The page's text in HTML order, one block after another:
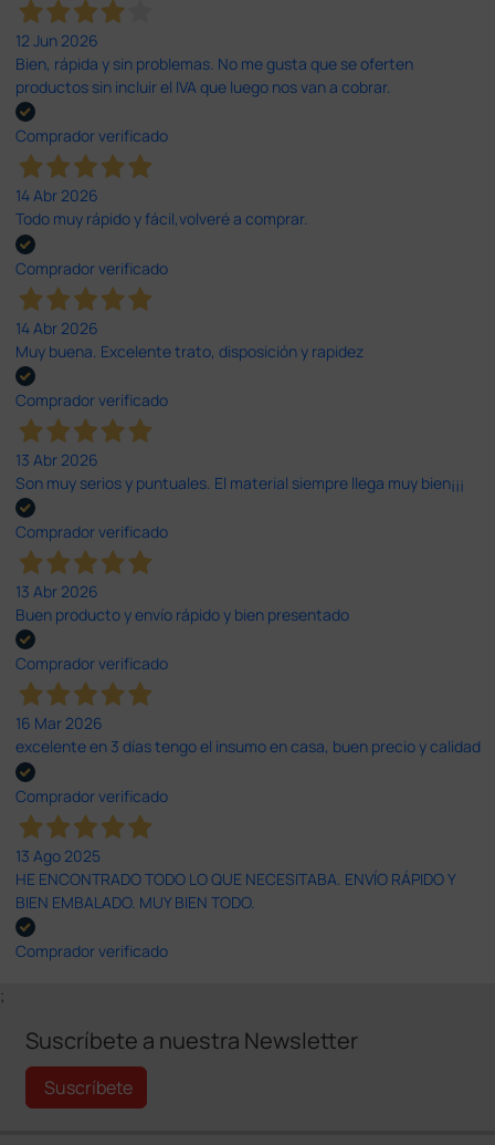
12 Jun 2026
Bien, rápida y sin problemas. No me gusta que se oferten
productos sin incluir el IVA que luego nos van a cobrar.
Comprador verificado
14 Abr 2026
Todo muy rápido y fácil,volveré a comprar.
Comprador verificado
14 Abr 2026
Muy buena. Excelente trato, disposición y rapidez
Comprador verificado
13 Abr 2026
Son muy serios y puntuales. El material siempre llega muy bien¡¡¡
Comprador verificado
13 Abr 2026
Buen producto y envío rápido y bien presentado
Comprador verificado
16 Mar 2026
excelente en 3 días tengo el insumo en casa, buen precio y calidad
Comprador verificado
13 Ago 2025
HE ENCONTRADO TODO LO QUE NECESITABA. ENVÍO RÁPIDO Y
BIEN EMBALADO. MUY BIEN TODO.
Comprador verificado
;
Suscríbete a nuestra Newsletter
Suscríbete